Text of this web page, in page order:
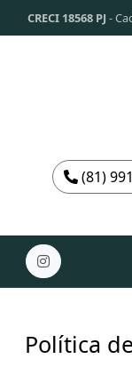
CRECI 18568 PJ -
(81)
Política